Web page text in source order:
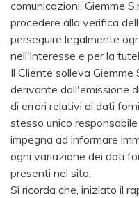
comunicazioni; Giemme
procedere alla verifica
perseguire legalmente
nell'interesse e per la
Il Cliente solleva Giemme
derivante dall'emissione
di errori relativi ai dati
stesso unico
impegna ad informare
ogni variazione dei dati
presenti nel sito.
Si ricorda che, iniziato il